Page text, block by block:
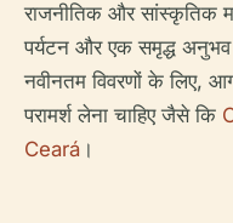
राजनीतिक और सांस्कृतिक
पर्यटन और एक समृद्ध अनुभव
नवीनतम विवरणों के लिए,
परामर्श लेना चाहिए जैसे कि
Ceará ।